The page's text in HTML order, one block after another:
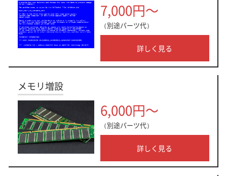
7,000円～
（別途パーツ代）
詳しく見る
メモリ増設
6,000円～
（別途パーツ代）
詳しく見る